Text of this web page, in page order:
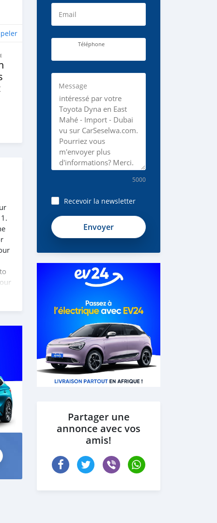
Email
Téléphone
Message
5000
Recevoir la newsletter
Partager une
annonce avec vos
amis!